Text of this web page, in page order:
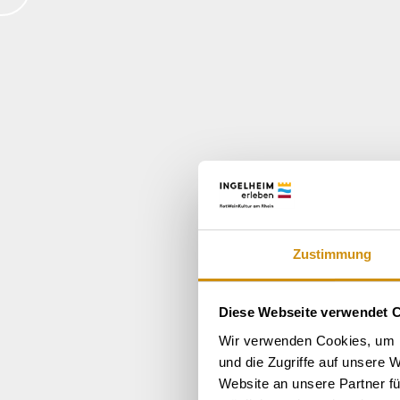
Zustimmung
Diese Webseite verwendet
Wir verwenden Cookies,
und die Zugriffe auf unsere
Website an unsere Partner